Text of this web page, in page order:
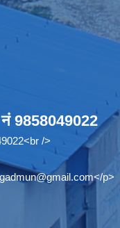
9858049022
/>
</p>